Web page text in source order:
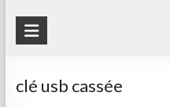
clé usb cassée